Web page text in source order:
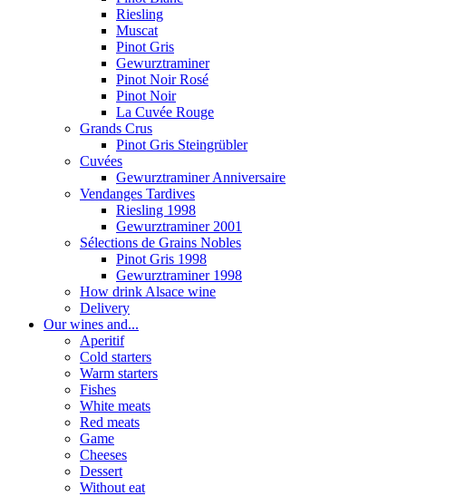
Riesling
Muscat
Pinot Gris
Gewurztraminer
Pinot Noir Rosé
Pinot Noir
La Cuvée Rouge
Grands Crus
Pinot Gris Steingrübler
Cuvées
Gewurztraminer Anniversaire
Vendanges Tardives
Riesling 1998
Gewurztraminer 2001
Sélections de Grains Nobles
Pinot Gris 1998
Gewurztraminer 1998
How drink Alsace wine
Delivery
Our wines and...
Aperitif
Cold starters
Warm starters
Fishes
White meats
Red meats
Game
Cheeses
Dessert
Without eat